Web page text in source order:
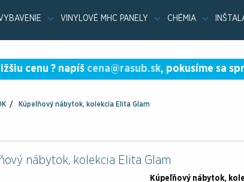
VINYLOVÉ MHC PANELY CHÉMIA
cenu ? napíš cena@rasub.sk, pokusíme sa
Kúpeľňový nábytok, kolekcia Elita Glam
nábytok, kolekcia Elita Glam
Kúpeľňový nábytok,